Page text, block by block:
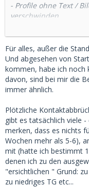
- Profile ohne Text /
verschwinden
- Profile mit Damen
Niederlande)
- Blockieren ohne
- Standardtexte im
- Plötzlicher
- Profile mit komplett
den ersten Blick
Kontakt ist dort selten
Stunden vorher
Für alles, außer die
Und abgesehen von
kommen, habe ich noch
davon, sind bei mir die
immer ähnlich.
Plötzliche
gibt es tatsächlich viele
merken, dass es nichts
Wochen mehr als 5-6),
mit (hatte ich bestimmt
denen ich zu den
"ersichtlichen " Grund:
zu niedriges TG etc...